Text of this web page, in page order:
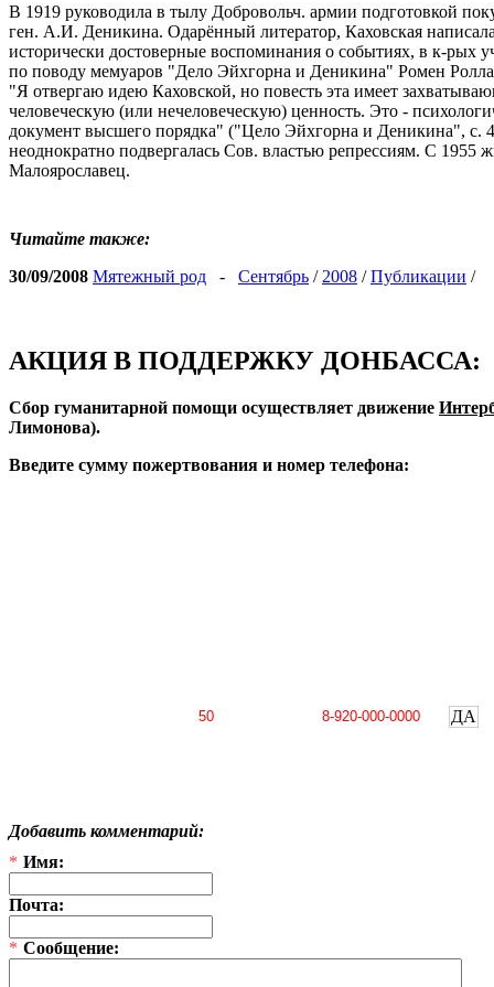
В 1919 руководила в тылу Добровольч. армии подготовкой
ген. А.И. Деникина. Одарённый литератор, Каховская
исторически достоверные воспоминания о событиях, в к-рых
по поводу мемуаров "Дело Эйхгорна и Деникина" Ромен
"Я отвергаю идею Каховской, но повесть эта имеет
человеческую (или нечеловеческую) ценность. Это -
документ высшего порядка" ("Цело Эйхгорна и Деникина", с.
неоднократно подвергалась Сов. властью репрессиям. С 1955
Малоярославец.
Читайте также:
30/09/2008 Мятежный род - Сентябрь / 2008 /Публикации /
АКЦИЯ В ПОДДЕРЖКУ ДОНБАССА:
Сбор гуманитарной помощи осуществляет движение
Лимонова).
Введите сумму пожертвования и номер телефона:
ДА
Добавить комментарий:
* Имя:
Почта:
* Сообщение: